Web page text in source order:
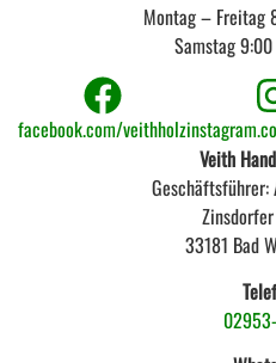
Veith
Geschäftsführer:
33181 Bad
Montag – Freitag
Samstag
facebook.com/veithholz